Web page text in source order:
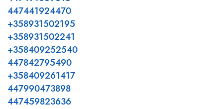
447441924470
+358931502195
+358931502241
+358409252540
447842795490
+358409261417
447990473898
447459823636